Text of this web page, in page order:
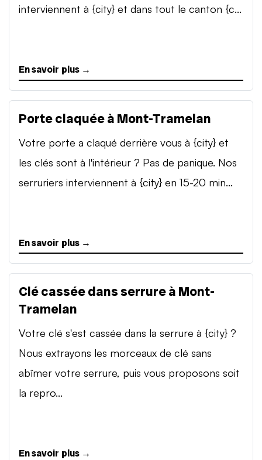
interviennent à {city} et dans tout le canton {c...
En savoir plus →
Porte claquée à Mont-Tramelan
Votre porte a claqué derrière vous à {city} et
les clés sont à l'intérieur ? Pas de panique. Nos
serruriers interviennent à {city} en 15-20 min...
En savoir plus →
Clé cassée dans serrure à Mont-
Tramelan
Votre clé s'est cassée dans la serrure à {city} ?
Nous extrayons les morceaux de clé sans
abîmer votre serrure, puis vous proposons soit
la repro...
En savoir plus →